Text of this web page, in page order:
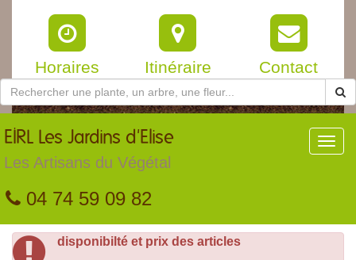
Horaires Itinéraire Contact
EIRL Les Jardins d'Elise
Les Artisans du Végétal
04 74 59 09 82
disponibilté et prix des articles